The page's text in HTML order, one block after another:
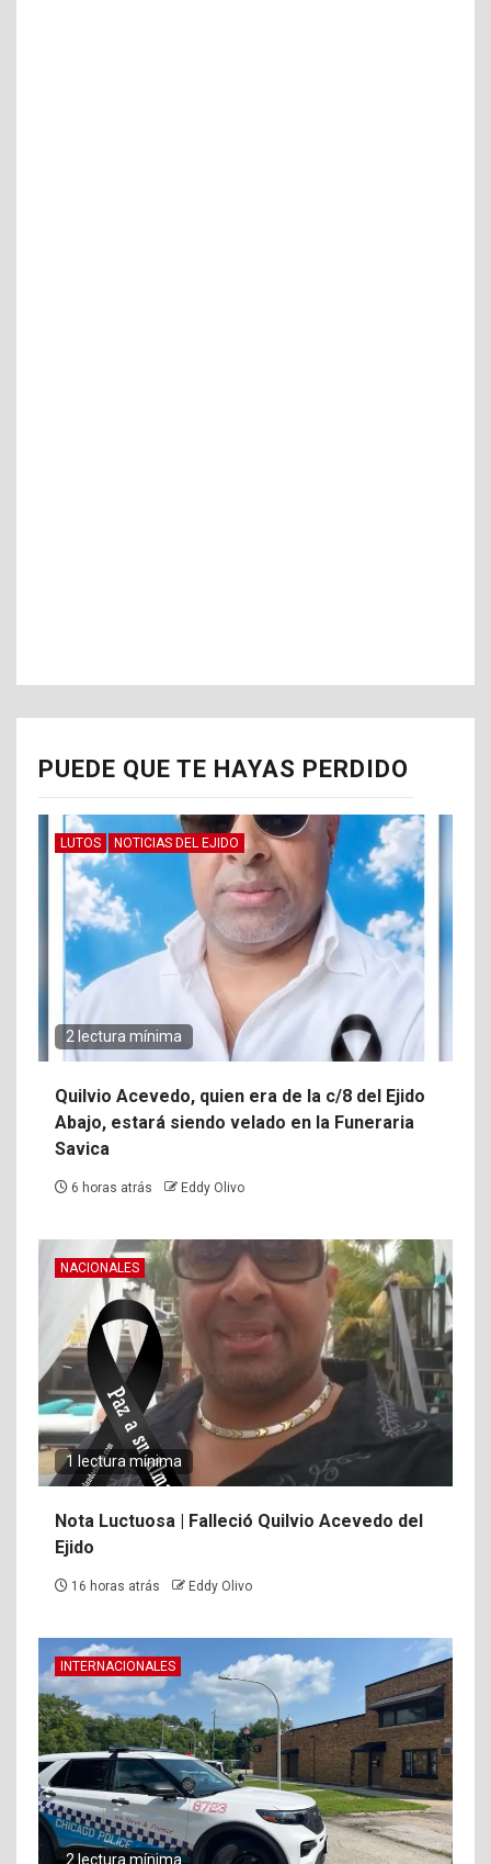
PUEDE QUE TE HAYAS PERDIDO
LUTOS NOTICIAS DEL EJIDO
2 lectura mínima
Quilvio Acevedo, quien era de la c/8 del Ejido
Abajo, estará siendo velado en la Funeraria
Savica
6 horas atrás Eddy Olivo
NACIONALES
1 lectura mínima
Nota Luctuosa | Falleció Quilvio Acevedo del
Ejido
16 horas atrás Eddy Olivo
INTERNACIONALES
2 lectura mínima